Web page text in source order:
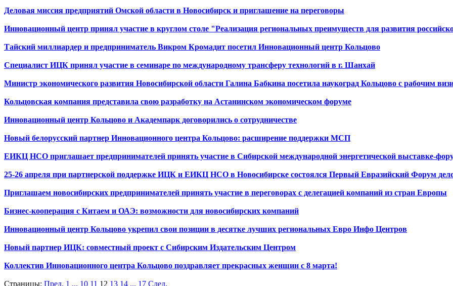
Деловая миссия предприятий Омской области в Новосибирск и приглашение на переговоры
Инновационный центр принял участие в круглом столе "Реализация региональных преимуществ для развития
Тайский миллиардер и предприниматель Викром Кромадит посетил Инновационный центр Кольцово
Специалист ИЦК принял участие в семинаре по международному трансферу технологий в г. Шанхай
Министр экономического развития Новосибирской области Галина Бабкина посетила наукоград Кольцово с рабочим
Кольцовская компания представила свою разработку на Астанинском экономическом форуме
Инновационный центр Кольцово и Академпарк договорились о сотрудничестве
Новый белорусский партнер Инновационного центра Кольцово: расширение поддержки МСП
ЕИКЦ НСО приглашает предпринимателей принять участие в Сибирской международной энергетической выставке-
25-26 апреля при партнерской поддержке ИЦК и ЕИКЦ НСО в Новосибирске состоялся Первый Евразийский Форум
Приглашаем новосибирских предпринимателей принять участие в переговорах с делегацией компаний из стран Европы
Бизнес-кооперация с Китаем и ОАЭ: возможности для новосибирских компаний
Инновационный центр Кольцово укрепил свои позиции в десятке лучших региональных Евро Инфо Центров
Новый партнер ИЦК: совместный проект с Сибирским Издательским Центром
Коллектив Инновационного центра Кольцово поздравляет прекрасных женщин с 8 марта!
Страницы: Пред. 1 ... 10 11 12 13 14 ... 17 След.